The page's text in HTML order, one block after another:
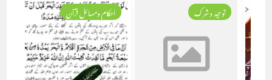
توحید وشرک احکام ومسائل قرآن